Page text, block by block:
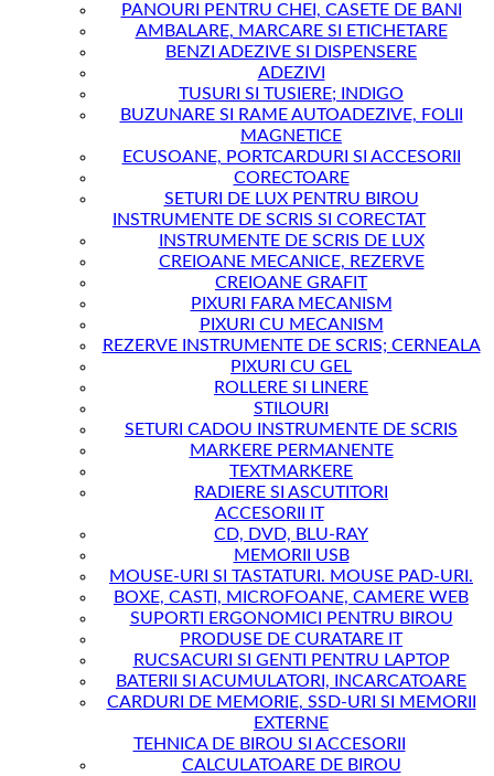
PANOURI PENTRU CHEI, CASETE DE BANI
AMBALARE, MARCARE SI ETICHETARE
BENZI ADEZIVE SI DISPENSERE
ADEZIVI
TUSURI SI TUSIERE; INDIGO
BUZUNARE SI RAME AUTOADEZIVE, FOLII
MAGNETICE
ECUSOANE, PORTCARDURI SI ACCESORII
CORECTOARE
SETURI DE LUX PENTRU BIROU
INSTRUMENTE DE SCRIS SI CORECTAT
INSTRUMENTE DE SCRIS DE LUX
CREIOANE MECANICE, REZERVE
CREIOANE GRAFIT
PIXURI FARA MECANISM
PIXURI CU MECANISM
REZERVE INSTRUMENTE DE SCRIS; CERNEALA
PIXURI CU GEL
ROLLERE SI LINERE
STILOURI
SETURI CADOU INSTRUMENTE DE SCRIS
MARKERE PERMANENTE
TEXTMARKERE
RADIERE SI ASCUTITORI
ACCESORII IT
CD, DVD, BLU-RAY
MEMORII USB
MOUSE-URI SI TASTATURI. MOUSE PAD-URI.
BOXE, CASTI, MICROFOANE, CAMERE WEB
SUPORTI ERGONOMICI PENTRU BIROU
PRODUSE DE CURATARE IT
RUCSACURI SI GENTI PENTRU LAPTOP
BATERII SI ACUMULATORI, INCARCATOARE
CARDURI DE MEMORIE, SSD-URI SI MEMORII
EXTERNE
TEHNICA DE BIROU SI ACCESORII
CALCULATOARE DE BIROU